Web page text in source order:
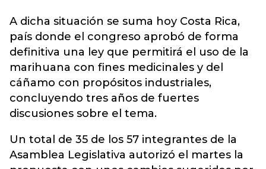
A dicha situación se suma hoy Costa Rica,
país donde el congreso aprobó de forma
definitiva una ley que permitirá el uso de la
marihuana con fines medicinales y del
cáñamo con propósitos industriales,
concluyendo tres años de fuertes
discusiones sobre el tema.
Un total de 35 de los 57 integrantes de la
Asamblea Legislativa autorizó el martes la